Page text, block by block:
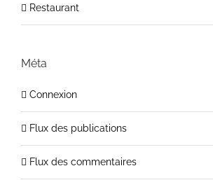
Restaurant
Méta
Connexion
Flux des publications
Flux des commentaires